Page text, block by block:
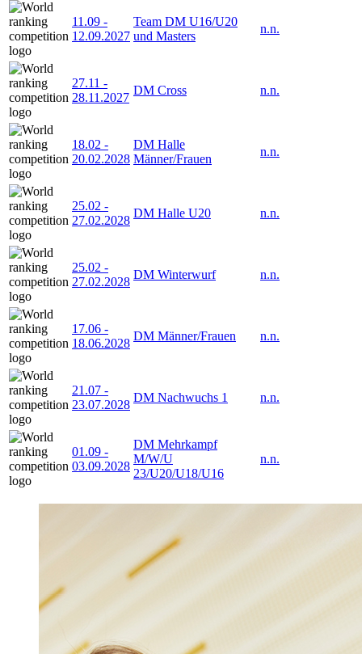
11.09 -
12.09.2027
Team DM U16/U20
und Masters
n.n.
27.11 -
28.11.2027
DM Cross n.n.
18.02 -
20.02.2028
DM Halle
Männer/Frauen
n.n.
25.02 -
27.02.2028
DM Halle U20 n.n.
25.02 -
27.02.2028
DM Winterwurf n.n.
17.06 -
18.06.2028
DM Männer/Frauen n.n.
21.07 -
23.07.2028
DM Nachwuchs 1 n.n.
01.09 -
03.09.2028
DM Mehrkampf
M/W/U
23/U20/U18/U16
n.n.